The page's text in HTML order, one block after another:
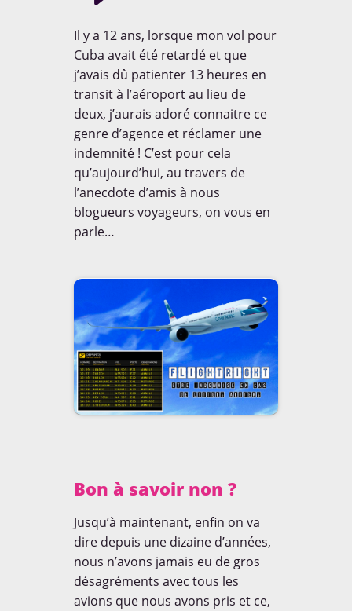
Le coin de Maman Le coin de Papa
Le coin des invités
Le coin des voyageurs
Le dico de Loulou Les Balloons
Notre Trip Advisor
Portraits de papas Projet
Rencontres Tests Produits
Thématiques Voyager avec un enfant
NOUS SUIVRE
12,693
followers

7,338

487

1,347 87
BOARDING PASS
NE RATEZ RIEN!
informés de tout!
Garanti zéro spam.
COMMENT?
Il y a 12 ans, lorsque mon vol pour
Cuba avait été retardé et que
j’avais dû patienter 13 heures en
transit à l’aéroport au lieu de
deux, j’aurais adoré connaitre ce
genre d’agence et réclamer une
indemnité ! C’est pour cela
qu’aujourd’hui, au travers de
l’anecdote d’amis à nous
blogueurs voyageurs, on vous en
parle…
Bon à savoir non ?
Jusqu’à maintenant, enfin on va
dire depuis une dizaine d’années,
nous n’avons jamais eu de gros
désagréments avec tous les
avions que nous avons pris et ce,